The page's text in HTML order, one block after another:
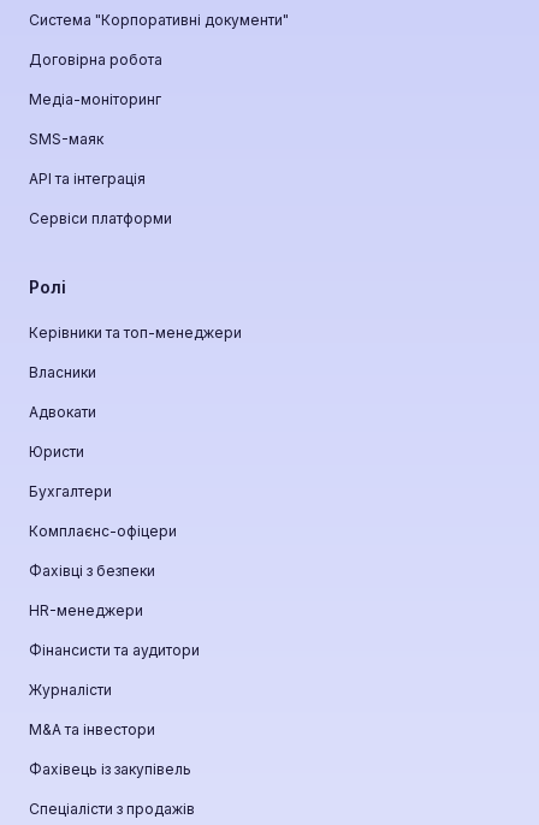
Система "Корпоративні документи"
Договірна робота
Медіа-моніторинг
SMS-маяк
API та інтеграція
Сервіси платформи
Ролі
Керівники та топ-менеджери
Власники
Адвокати
Юристи
Бухгалтери
Комплаєнс-офіцери
Фахівці з безпеки
HR-менеджери
Фінансисти та аудитори
Журналісти
М&A та інвестори
Фахівець із закупівель
Спеціалісти з продажів